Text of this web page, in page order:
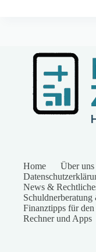
Home Über uns
News &
Finanztipps für
Rechner und Apps